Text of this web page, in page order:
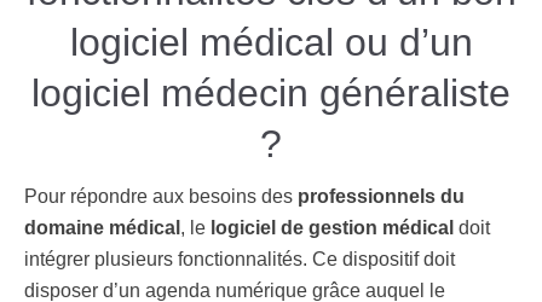
logiciel médical ou d’un
logiciel médecin généraliste
?
Pour répondre aux besoins des professionnels du
domaine médical , le logiciel de gestion médical doit
intégrer plusieurs fonctionnalités. Ce dispositif doit
disposer d’un agenda numérique grâce auquel le